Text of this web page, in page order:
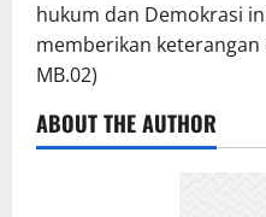
hukum dan Demokrasi
memberikan
MB.02)
ABOUT THE AUTHOR